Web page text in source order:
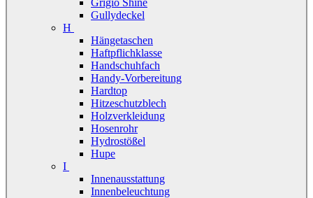
Grigio Shine
Gullydeckel
H
Hängetaschen
Haftpflichklasse
Handschuhfach
Handy-Vorbereitung
Hardtop
Hitzeschutzblech
Holzverkleidung
Hosenrohr
Hydrostößel
Hupe
I
Innenausstattung
Innenbeleuchtung